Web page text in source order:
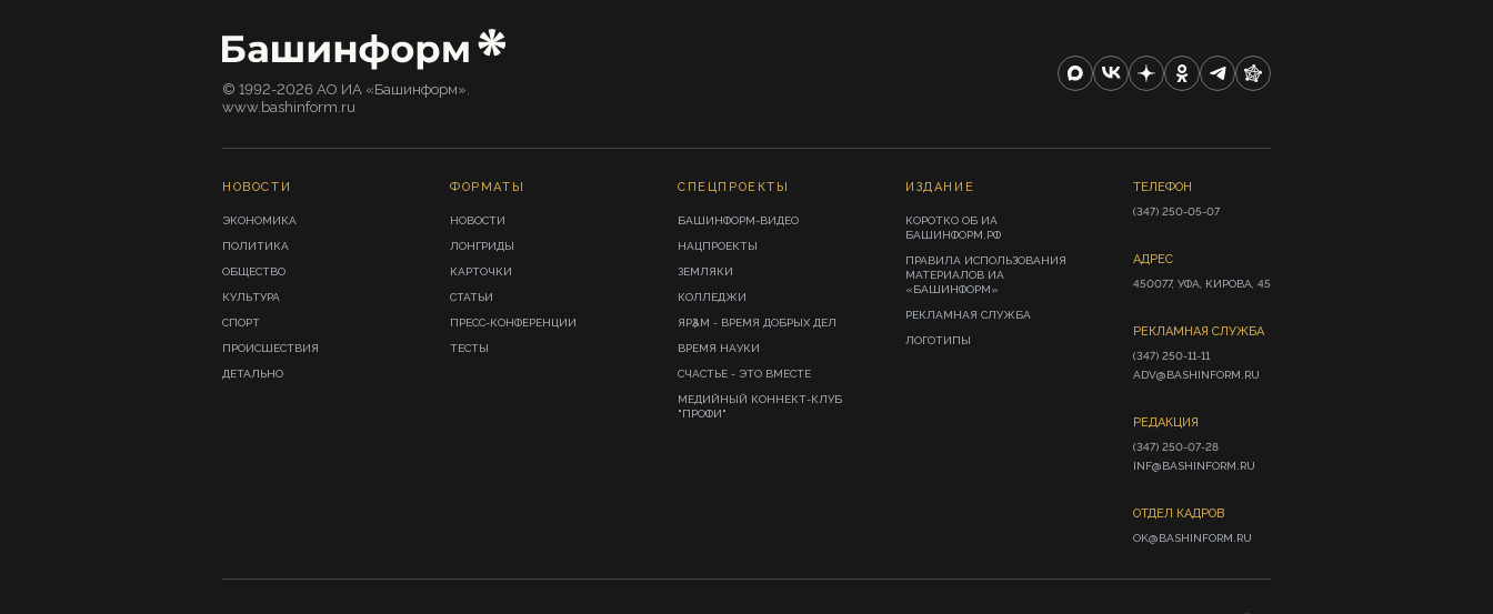
© 1992-2026 АО ИА «Башинформ».
www.bashinform.ru
НОВОСТИ
ЭКОНОМИКА
ПОЛИТИКА
ОБЩЕСТВО
КУЛЬТУРА
СПОРТ
ПРОИСШЕСТВИЯ
ДЕТАЛЬНО
ФОРМАТЫ
НОВОСТИ
ЛОНГРИДЫ
КАРТОЧКИ
СТАТЬИ
ПРЕСС-КОНФЕРЕНЦИИ
ТЕСТЫ
СПЕЦПРОЕКТЫ
БАШИНФОРМ-ВИДЕО
НАЦПРОЕКТЫ
ЗЕМЛЯКИ
КОЛЛЕДЖИ
ЯРҘАМ - ВРЕМЯ ДОБРЫХ ДЕЛ
ВРЕМЯ НАУКИ
СЧАСТЬЕ - ЭТО ВМЕСТЕ
МЕДИЙНЫЙ КОННЕКТ-КЛУБ
"ПРОФИ"
ИЗДАНИЕ
КОРОТКО ОБ ИА
БАШИНФОРМ.РФ
ПРАВИЛА ИСПОЛЬЗОВАНИЯ
МАТЕРИАЛОВ ИА
«БАШИНФОРМ»
РЕКЛАМНАЯ СЛУЖБА
ЛОГОТИПЫ
ТЕЛЕФОН
(347) 250-05-07
АДРЕС
450077, УФА, КИРОВА, 45
РЕКЛАМНАЯ СЛУЖБА
(347) 250-11-11
ADV@BASHINFORM.RU
РЕДАКЦИЯ
(347) 250-07-28
INF@BASHINFORM.RU
ОТДЕЛ КАДРОВ
OK@BASHINFORM.RU